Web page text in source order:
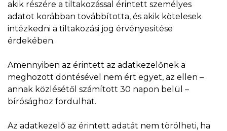
akik részére a tiltakozással érintett személyes
adatot korábban továbbította, és akik kötelesek
intézkedni a tiltakozási jog érvényesítése
érdekében.
Amennyiben az érintett az adatkezelőnek a
meghozott döntésével nem ért egyet, az ellen –
annak közlésétől számított 30 napon belül –
bírósághoz fordulhat.
Az adatkezelő az érintett adatát nem törölheti, ha